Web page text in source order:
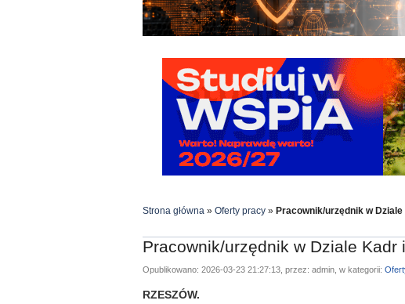
Strona główna » Oferty pracy » Pracownik/urzędnik w
Pracownik/urzędnik w Dziale
Opublikowano: 2026-03-23 21:27:13, przez: admin, w kategorii:
RZESZÓW.